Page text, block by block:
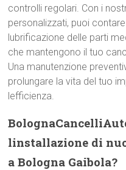
controlli regolari. Con i
personalizzati, puoi
lubrificazione delle parti
che mantengono il tuo
Una manutenzione
prolungare la vita del tuo
lefficienza.
linstallazione di
a Bologna Gaibola?